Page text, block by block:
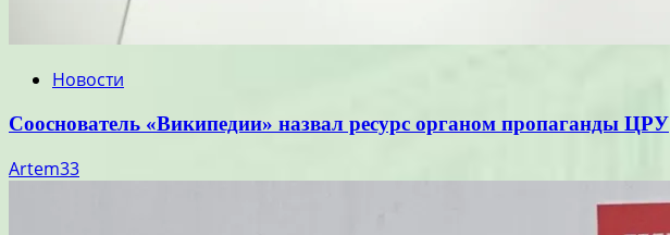
Новости
Сооснователь «Википедии» назвал ресурс органом пропаганды ЦРУ
Artem33